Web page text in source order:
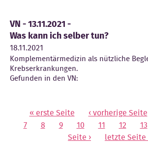
VN - 13.11.2021 -
Was kann ich selber tun?
18.11.2021
Komplementärmedizin als nützliche
Krebserkrankungen.
Gefunden in den VN:
Seiten« erste Seite ‹ vorherige Seite
7
8 9 10 11 12 13
Seite ›
letzte Seite